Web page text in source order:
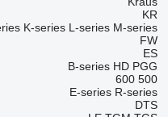
KR
K-series L-series M-series
FW
ES
B-series HD PGG
500
600
E-series R-series
DTS